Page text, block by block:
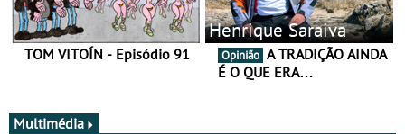
TOM VITOÍN - Episódio 91
Henrique Saraiva
Opinião
É O QUE ERA…
Multimédia